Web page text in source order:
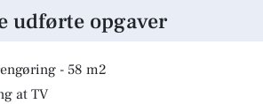
udførte opgaver
- 58 m2
at TV